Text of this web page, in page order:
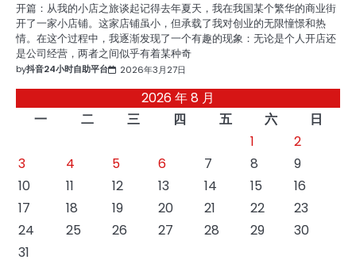
开篇：从我的小店之旅谈起记得去年夏天，我在我国某个繁华的商业街
开了一家小店铺。这家店铺虽小，但承载了我对创业的无限憧憬和热
情。在这个过程中，我逐渐发现了一个有趣的现象：无论是个人开店还
是公司经营，两者之间似乎有着某种奇
by抖音24小时自助平台 2026年3月27日
2026 年 8 月
一
二 三 四 五 六
日
1
2
3
4 5 6 7 8
9
10
11 12 13 14 15
16
17
18 19 20 21 22
23
24
25 26 27 28 29
30
31